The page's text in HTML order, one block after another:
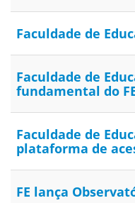
Faculdade de
Faculdade de
fundamental do
Faculdade de
plataforma de
FE lança